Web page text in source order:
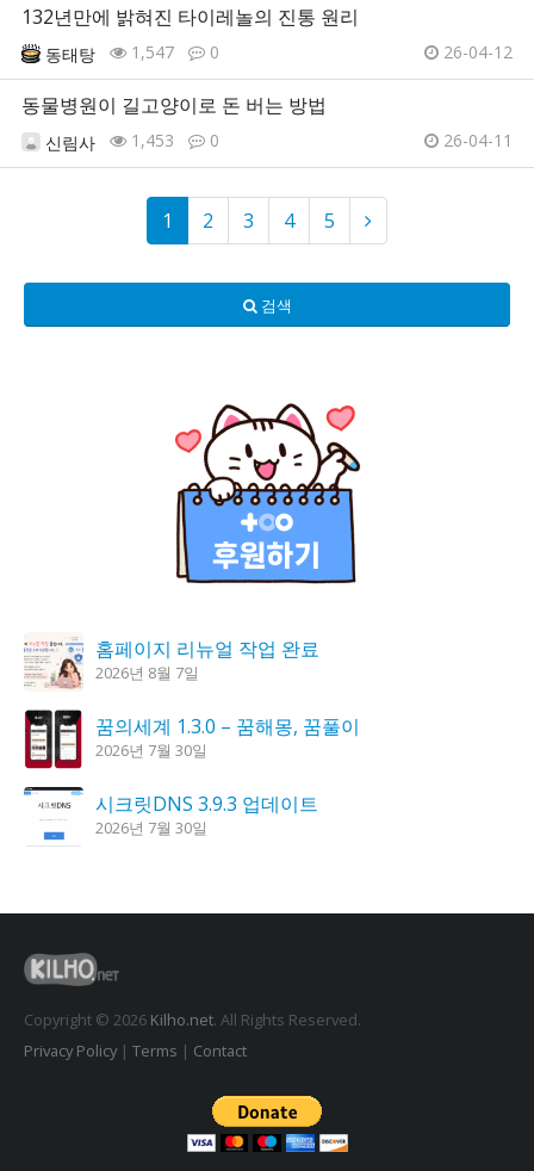
132년만에 밝혀진 타이레놀의 진통 원리
동태탕 1,547 0 26-04-12
동물병원이 길고양이로 돈 버는 방법
신림사 1,453 0 26-04-11
1 2 3 4 5
검색
홈페이지 리뉴얼 작업 완료
2026년 8월 7일
꿈의세계 1.3.0 – 꿈해몽, 꿈풀이
2026년 7월 30일
시크릿DNS 3.9.3 업데이트
2026년 7월 30일
도깨비 촛불 1.6.0 업데이트
2026년 7월 23일
Copyright © 2026 Kilho.net. All Rights Reserved.
Privacy Policy| Terms | Contact